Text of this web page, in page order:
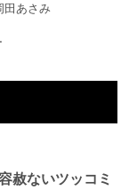
田あさみ
赦ないツッコミ